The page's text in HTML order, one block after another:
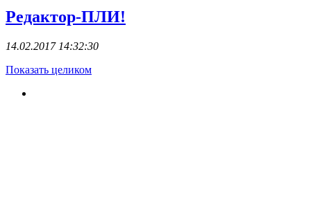
Редактор-ПЛИ!
14.02.2017 14:32:30
Показать целиком